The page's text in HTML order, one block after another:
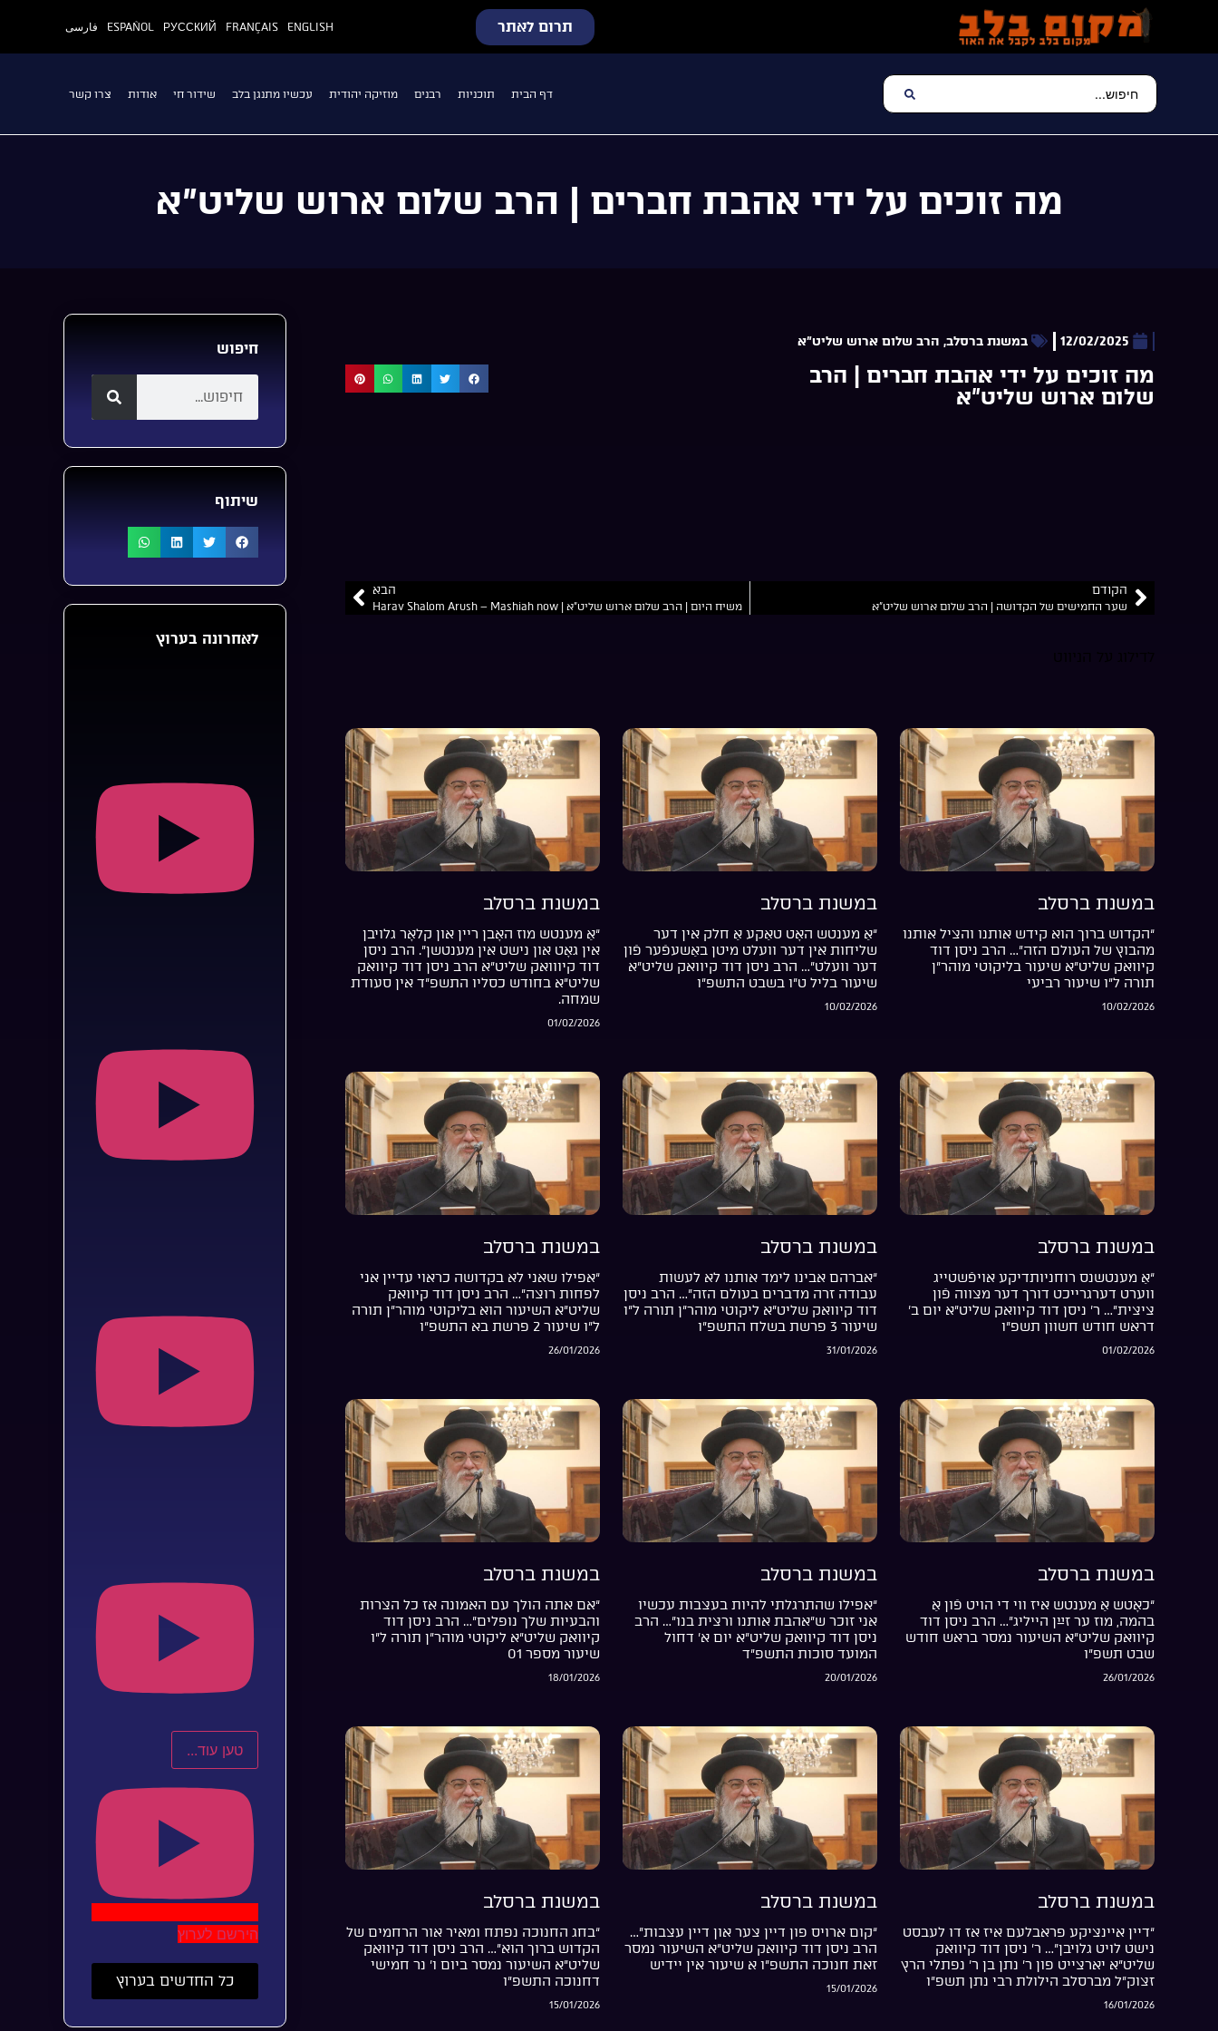
תרום לאתר ENGLISH
FRANÇAIS
РУССКИЙ
ESPAÑOL فارسی
דף הבית תוכניות רבנים מוזיקה יהודית עכשיו מתנגן בלב שידור חי אודות צרו קשר
מה זוכים על ידי אהבת חברים | הרב שלום ארוש שליט”א
12/02/2025 במשנת ברסלב, הרב שלום ארוש שליט"א
מה זוכים על ידי אהבת חברים | הרב
שלום ארוש שליט”א
הקודם
שער החמישים של הקדושה | הרב שלום ארוש שליט”א
הבא
משיח היום | הרב שלום ארוש שליט”א | Harav Shalom Arush – Mashiah now
במשנת ברסלב
“הקדוש ברוך הוא קידש אותנו והציל אותנו
מהבוץ של העולם הזה”… הרב ניסן דוד
קיוואק שליט”א שיעור בליקוטי מוהר”ן
תורה ל”ו שיעור רביעי
10/02/2026
במשנת ברסלב
“אַ מענטש האָט טאַקע אַ חלק אין דער
שליחות אין דער וועלט מיטן באַשעפֿער פֿון
דער וועלט”… הרב ניסן דוד קיוואק שליט”א
שיעור בליל ט”ו בשבט התשפ”ו
10/02/2026
במשנת ברסלב
“אַ מענטש מוז האָבן ריין און קלאָר גלויבן
אין גאָט און נישט אין מענטשן”. הרב ניסן
דוד קיווואק שליט”א הרב ניסן דוד קיוואק
שליט”א בחודש כסליו התשפ”ד אין סעודת
שמחה.
01/02/2026
במשנת ברסלב
“אַ מענטשנס רוחניותדיקע אויפֿשטייג
ווערט דערגרייכט דורך דער מצווה פֿון
ציצית”… ר’ ניסן דוד קיוואק שליט”א יום ב’
דראש חודש חשוון תשפ”ו
01/02/2026
במשנת ברסלב
“אברהם אבינו לימד אותנו לא לעשות
עבודה זרה מדברים בעולם הזה”… הרב ניסן
דוד קיוואק שליט”א ליקוטי מוהר”ן תורה ל”ו
שיעור 3 פרשת בשלח התשפ”ו
31/01/2026
במשנת ברסלב
“אפילו שאני לא בקדושה כראוי עדיין אני
לפחות רוצה”… הרב ניסן דוד קיוואק
שליט”א השיעור הוא בליקוטי מוהר”ן תורה
ל”ו שיעור 2 פרשת בא התשפ”ו
26/01/2026
במשנת ברסלב
“כאָטש אַ מענטש איז ווי די הויט פֿון אַ
בהמה, מוז ער זײַן הייליג”… הרב ניסן דוד
קיוואק שליט”א השיעור נמסר בראש חודש
שבט תשפ”ו
26/01/2026
במשנת ברסלב
“אפילו שהתרגלתי להיות בעצבות עכשיו
אני זוכר ש”אהבת אותנו ורצית בנו”… הרב
ניסן דוד קיוואק שליט”א יום א’ דחול
המועד סוכות התשפ”ד
20/01/2026
במשנת ברסלב
“אם אתה הולך עם האמונה אז כל הצרות
והבעיות שלך נופלים”… הרב ניסן דוד
קיוואק שליט”א ליקוטי מוהר”ן תורה ל”ו
שיעור מספר 01
18/01/2026
במשנת ברסלב
“דיין איינציקע פראבלעם איז אז דו לעבסט
נישט לויט גלויבן”… ר’ ניסן דוד קיוואק
שליט”א יארצייט פון ר’ נתן בן ר’ נפתלי הרץ
זצוק”ל מברסלב הילולת רבי נתן תשפ”ו
16/01/2026
במשנת ברסלב
“קום ארויס פון דיין צער און דיין עצבות”…
הרב ניסן דוד קיוואק שליט”א השיעור נמסר
זאת חנוכה התשפ”ו א שיעור אין יידיש
15/01/2026
במשנת ברסלב
“בחג החנוכה נפתח ומאיר אור הרחמים של
הקדוש ברוך הוא”… הרב ניסן דוד קיוואק
שליט”א השיעור נמסר ביום ו’ נר חמישי
דחנוכה התשפ”ו
15/01/2026
חיפוש
שיתוף
לאחרונה בערוץ
טען עוד...
הירשם לערוץ
כל החדשים בערוץ